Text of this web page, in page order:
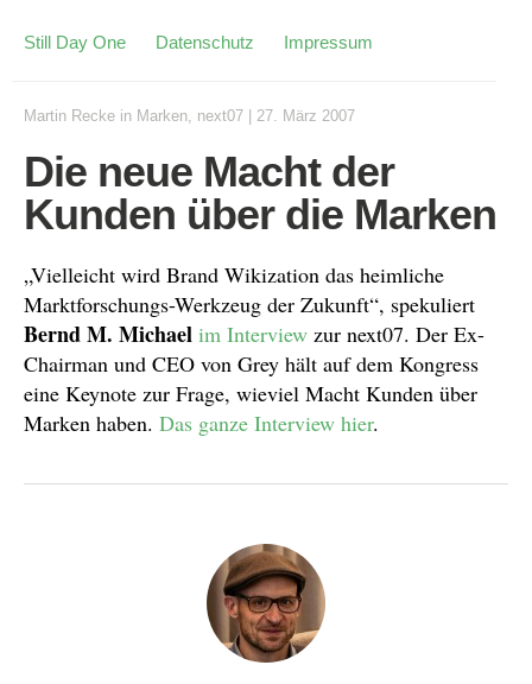
Still Day One Datenschutz Impressum
Martin Recke in Marken, next07 27. März 2007
Die neue Macht der
Kunden über die Marken
„Vielleicht wird Brand Wikization das heimliche
Marktforschungs-Werkzeug der Zukunft“, spekuliert
Bernd M. Michael im Interview zur next07. Der Ex-
Chairman und CEO von Grey hält auf dem Kongress
eine Keynote zur Frage, wieviel Macht Kunden über
Marken haben. Das ganze Interview hier.